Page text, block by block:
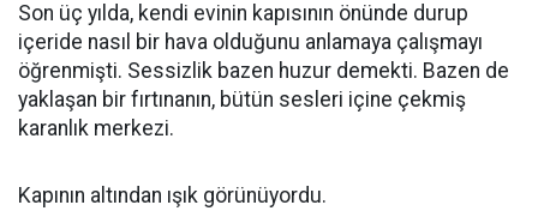
Son üç yılda, kendi evinin kapısının önünde durup
içeride nasıl bir hava olduğunu anlamaya çalışmayı
öğrenmişti. Sessizlik bazen huzur demekti. Bazen de
yaklaşan bir fırtınanın, bütün sesleri içine çekmiş
karanlık merkezi.
Kapının altından ışık görünüyordu.